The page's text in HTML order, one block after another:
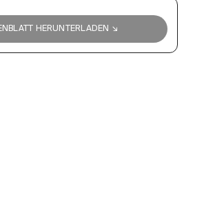
HERUNTERLADEN ↘